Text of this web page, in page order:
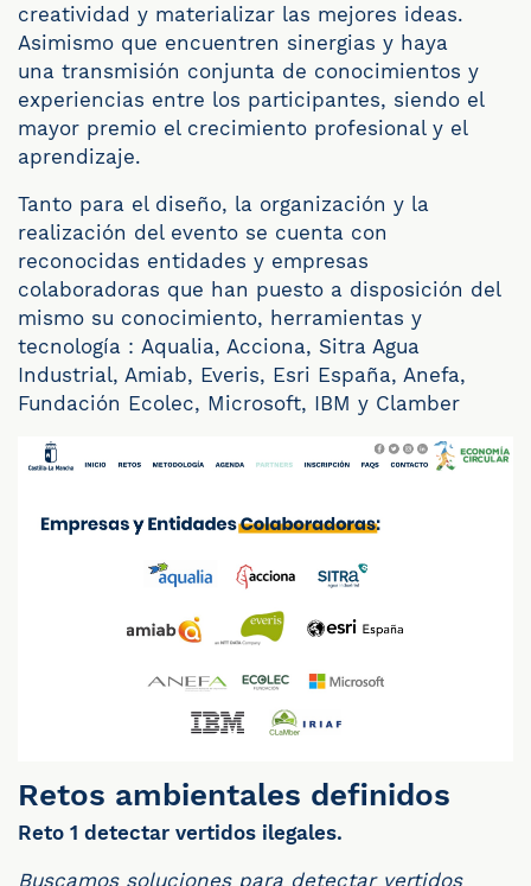
creatividad y materializar las mejores ideas.
Asimismo que encuentren sinergias y haya
una transmisión conjunta de conocimientos y
experiencias entre los participantes, siendo el
mayor premio el crecimiento profesional y el
aprendizaje.
Tanto para el diseño, la organización y la
realización del evento se cuenta con
reconocidas entidades y empresas
colaboradoras que han puesto a disposición del
mismo su conocimiento, herramientas y
tecnología : Aqualia, Acciona, Sitra Agua
Industrial, Amiab, Everis, Esri España, Anefa,
Fundación Ecolec, Microsoft, IBM y Clamber
Retos ambientales definidos
Reto 1 detectar vertidos ilegales.
Buscamos soluciones para detectar vertidos